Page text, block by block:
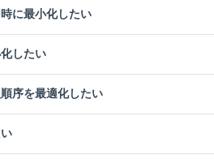
に最小化したい
したい
序を最適化したい